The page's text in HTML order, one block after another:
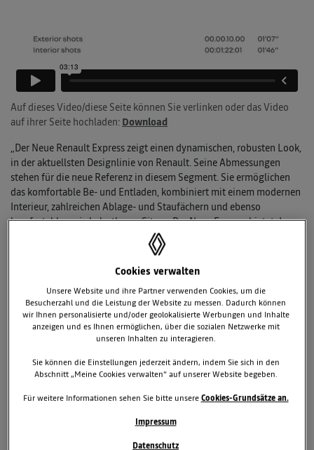
Auf dieses Video/diese Seite können Sie verlinken oder das Video
auf ihrer Seite hochladen: Download
„Der Neue Renault Express zeigt einen dynamischen, robusten Look,
in der aktuellsten Designlinie von Renault. Seine Abmessungen
stehen für die neue Referenz in diesem Segment. Sie ermöglichen
das komfortable Be- und Entladen, kombiniert mit einem modernen
Interieur, zahlreichen Ablage- und Staufächern und ebenso
komfortablen wie belastbaren Sitzen. Der Neue Express bietet den
Kunden ein maximales Ladevolumen mit der exakt richtigen
Jean-Louis Wiedemann, Directeur Commercial Fourgonnettes,
Der Neue Express im Überblick
Praktisch und komfortabel: Ablageflächen und Stauräume mit
48 Liter Fassungsvermögen bilden die Referenz in dieser
Idealer Laderaum: die breite Öffnung der seitlichen
(1,91 m) und eines der größten Ladevolumen (3,3 m³) bieten
Konnektivität der neusten Generation: Induktions-Ladefläche
für das Smartphone, bis zu drei USB- und vier 12-Volt-
Cookies verwalten
Unsere Website und ihre Partner verwenden Cookies, um die
Besucherzahl und die Leistung der Website zu messen. Dadurch können
wir Ihnen personalisierte und/oder geolokalisierte Werbungen und Inhalte
anzeigen und es Ihnen ermöglichen, über die sozialen Netzwerke mit
unseren Inhalten zu interagieren.
Sie können die Einstellungen jederzeit ändern, indem Sie sich in den
Abschnitt „Meine Cookies verwalten“ auf unserer Website begeben.
Für weitere Informationen sehen Sie bitte unsereCookies-Grundsätze an.
Impressum
Datenschutz